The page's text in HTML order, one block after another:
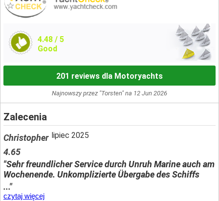
4.48 / 5
Good
201 reviews dla Motoryachts
Najnowszy przez "Torsten" na 12 Jun 2026
Zalecenia
Christopher lipiec 2025
4.65
"Sehr freundlicher Service durch Unruh Marine auch am
Wochenende. Unkomplizierte Übergabe des Schiffs
..."
czytaj więcej